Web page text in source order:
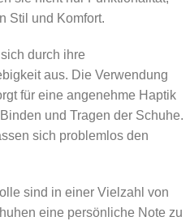
Stil und Komfort.
durch ihre
aus. Die Verwendung
für eine angenehme Haptik
und Tragen der Schuhe.
sich problemlos den
sind in einer Vielzahl von
eine persönliche Note zu